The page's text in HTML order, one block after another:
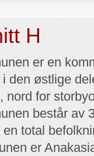
H
er en
i den østlige
nord for
består av
en total
er